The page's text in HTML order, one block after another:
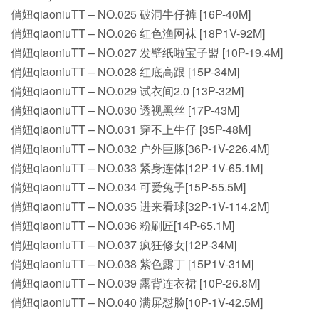
俏妞qiaoniuTT – NO.025 破洞牛仔裤 [16P-40M]
俏妞qiaoniuTT – NO.026 红色渔网袜 [18P1V-92M]
俏妞qiaoniuTT – NO.027 发壁纸啦宝子盟 [10P-19.4M]
俏妞qiaoniuTT – NO.028 红底高跟 [15P-34M]
俏妞qiaoniuTT – NO.029 试衣间2.0 [13P-32M]
俏妞qiaoniuTT – NO.030 透视黑丝 [17P-43M]
俏妞qiaoniuTT – NO.031 穿不上牛仔 [35P-48M]
俏妞qiaoniuTT – NO.032 户外巨豚[36P-1V-226.4M]
俏妞qiaoniuTT – NO.033 紧身连体[12P-1V-65.1M]
俏妞qiaoniuTT – NO.034 可爱兔子[15P-55.5M]
俏妞qiaoniuTT – NO.035 进来看球[32P-1V-114.2M]
俏妞qiaoniuTT – NO.036 粉刷匠[14P-65.1M]
俏妞qiaoniuTT – NO.037 疯狂修女[12P-34M]
俏妞qiaoniuTT – NO.038 紫色露丁 [15P1V-31M]
俏妞qiaoniuTT – NO.039 露背连衣裙 [10P-26.8M]
俏妞qiaoniuTT – NO.040 满屏怼脸[10P-1V-42.5M]